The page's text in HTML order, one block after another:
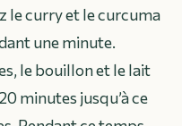
le curry et le curcuma
une minute.
le bouillon et le lait
minutes jusqu’à ce